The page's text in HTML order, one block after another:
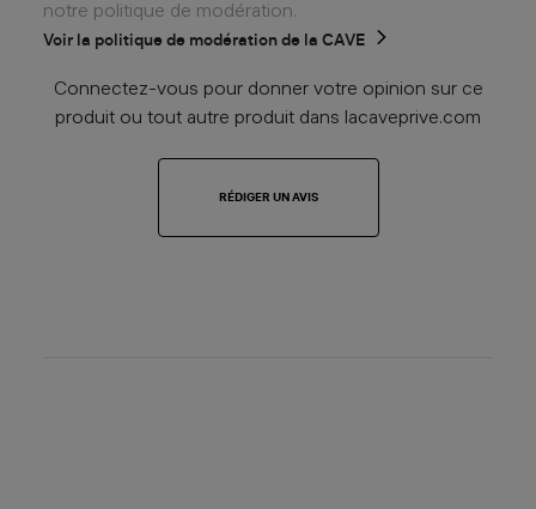
notre politique de modération.
Voir la politique de modération de la CAVE
Connectez-vous pour donner votre opinion sur ce
produit ou tout autre produit dans lacaveprive.com
RÉDIGER UN AVIS